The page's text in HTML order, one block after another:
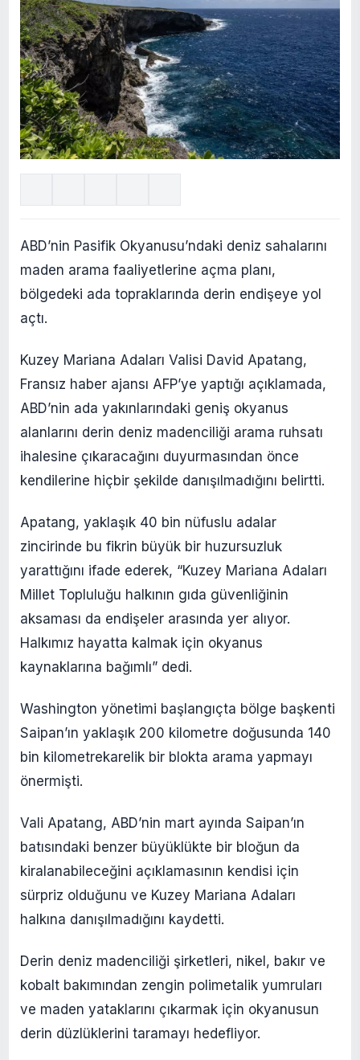
ABD’nin Pasifik Okyanusu’ndaki deniz sahalarını
maden arama faaliyetlerine açma planı,
bölgedeki ada topraklarında derin endişeye yol
açtı.
Kuzey Mariana Adaları Valisi David Apatang,
Fransız haber ajansı AFP’ye yaptığı açıklamada,
ABD’nin ada yakınlarındaki geniş okyanus
alanlarını derin deniz madenciliği arama ruhsatı
ihalesine çıkaracağını duyurmasından önce
kendilerine hiçbir şekilde danışılmadığını belirtti.
Apatang, yaklaşık 40 bin nüfuslu adalar
zincirinde bu fikrin büyük bir huzursuzluk
yarattığını ifade ederek, “Kuzey Mariana Adaları
Millet Topluluğu halkının gıda güvenliğinin
aksaması da endişeler arasında yer alıyor.
Halkımız hayatta kalmak için okyanus
kaynaklarına bağımlı” dedi.
Washington yönetimi başlangıçta bölge başkenti
Saipan’ın yaklaşık 200 kilometre doğusunda 140
bin kilometrekarelik bir blokta arama yapmayı
önermişti.
Vali Apatang, ABD’nin mart ayında Saipan’ın
batısındaki benzer büyüklükte bir bloğun da
kiralanabileceğini açıklamasının kendisi için
sürpriz olduğunu ve Kuzey Mariana Adaları
halkına danışılmadığını kaydetti.
Derin deniz madenciliği şirketleri, nikel, bakır ve
kobalt bakımından zengin polimetalik yumruları
ve maden yataklarını çıkarmak için okyanusun
derin düzlüklerini taramayı hedefliyor.